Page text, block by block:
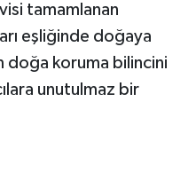
tamamlanan
eşliğinde doğaya
doğa koruma bilincini
unutulmaz bir